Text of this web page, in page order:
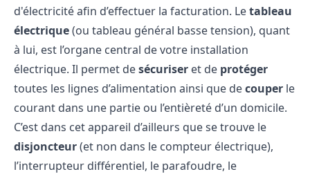
d'électricitéafin d’effectuer la facturation. Letableau
électrique(ou tableau général basse tension), quant
à lui, est l’organe central de votre installation
électrique. Il permet desécuriser et de protéger
toutes les lignes d’alimentation ainsi que decouper le
courant dans une partie ou l’entièreté d’un domicile.
C’est dans cet appareil d’ailleurs que se trouve le
disjoncteur(et non dans le compteur électrique),
l’interrupteur différentiel, le parafoudre, le